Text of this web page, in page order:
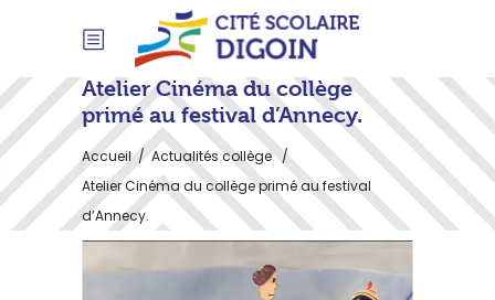
Atelier Cinéma du collège
primé au festival d’Annecy.
Accueil/Actualités collège/
Atelier Cinéma du collège primé au festival
d’Annecy.